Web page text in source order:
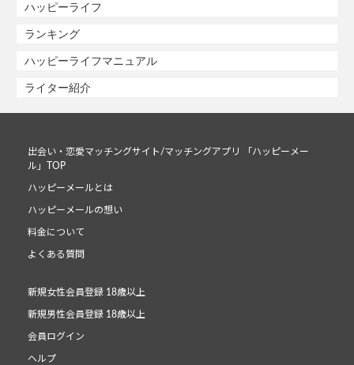
ハッピーライフ
ランキング
ハッピーライフマニュアル
ライター紹介
出会い・恋愛マッチングサイト/マッチングアプリ 「ハッピーメー
ル」TOP
ハッピーメールとは
ハッピーメールの想い
料金について
よくある質問
新規女性会員登録 18歳以上
新規男性会員登録 18歳以上
会員ログイン
ヘルプ